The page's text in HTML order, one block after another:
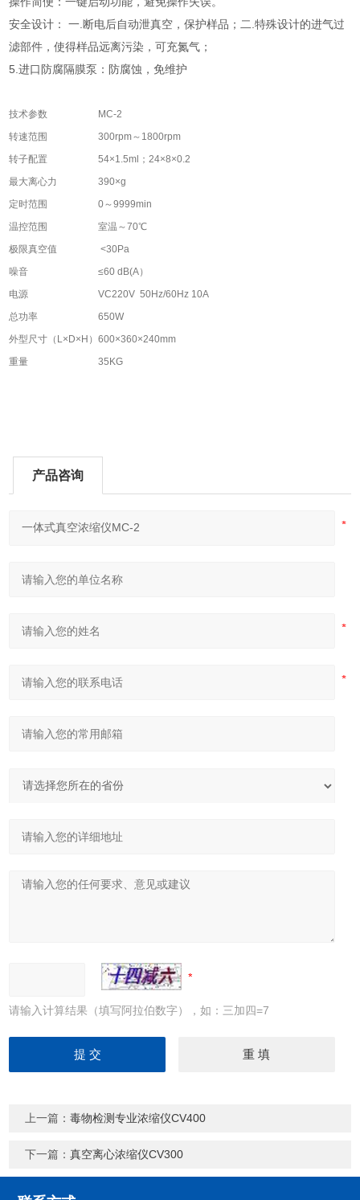
安全设计： 一.断电后自动泄真空，保护样品；二.特殊设计的进气过
滤部件，使得样品远离污染，可充氮气；
5.进口防腐隔膜泵：防腐蚀，免维护
技术参数
MC-2
转速范围
300rpm～1800rpm
转子配置
54×1.5ml；24×8×0.2
最大离心力
390×g
定时范围
0～9999min
温控范围
室温～70℃
极限真空值
<30Pa
噪音
≤60 dB(A）
电源
VC220V 50Hz/60Hz 10A
总功率
650W
外型尺寸（L×D×H）600×360×240mm
重量
35KG
产品咨询
请输入计算结果（填写阿拉伯数字），如：三加四=7
上一篇：毒物检测专业浓缩仪CV400
下一篇：真空离心浓缩仪CV300